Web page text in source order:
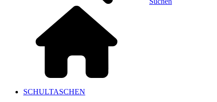
SCHULTASCHEN